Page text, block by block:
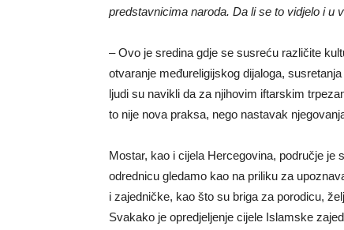
predstavnicima naroda. Da li se to vidjelo i u
– Ovo je sredina gdje se susreću različite
otvaranje međureligijskog dijaloga,
ljudi su navikli da za njihovim iftarskim
to nije nova praksa, nego nastavak
Mostar, kao i cijela Hercegovina, područje
odrednicu gledamo kao na priliku za
i zajedničke, kao što su briga za porodicu,
Svakako je opredjeljenje cijele Islamske